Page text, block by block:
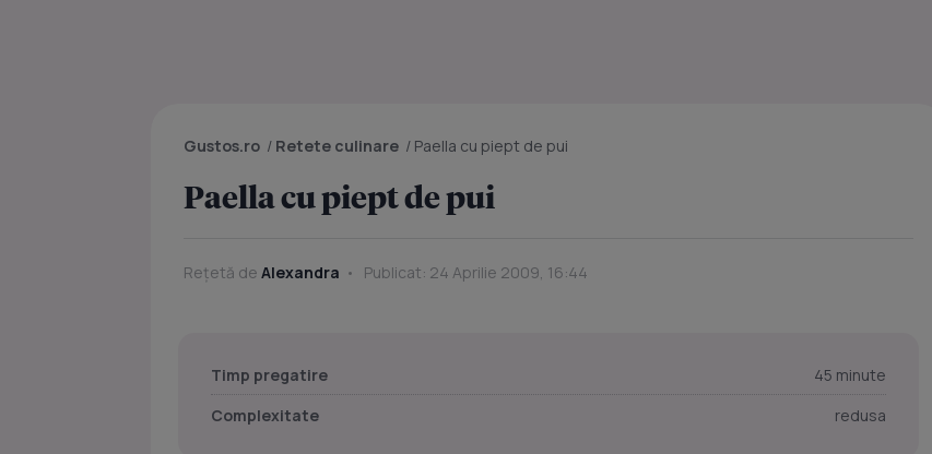
Gustos.ro / Retete culinare / Paella cu piept de pui
Paella cu piept de pui
Rețetă de Alexandra Publicat: 24 Aprilie 2009, 16:44
Timp pregatire
45 minute
Complexitate
redusa